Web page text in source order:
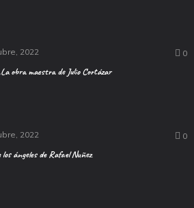
2022 0
obra maestra de Julio Cortázar
2022 0
los ángeles de Rafael Nuñez